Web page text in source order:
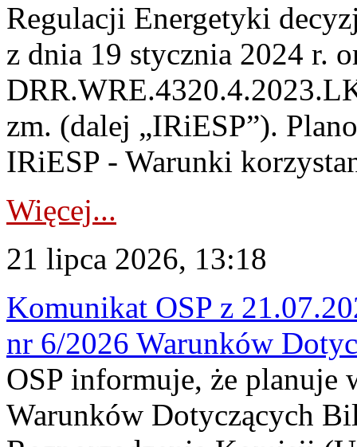
Regulacji Energetyki
z dnia 19 stycznia 2024 r.
zm. (dalej „IRiESP”).
IRiESP - Warunki
Więcej...
21 lipca 2026, 13:18
Komunikat OSP z
nr 6/2026 Warunków
OSP informuje, że planuje
Warunków Dotyczących